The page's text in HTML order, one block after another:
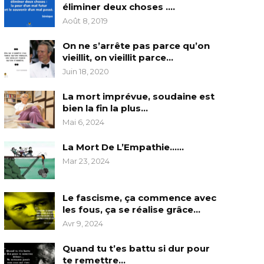
éliminer deux choses ….
Août 8, 2019
On ne s’arrête pas parce qu’on
vieillit, on vieillit parce…
Juin 18, 2020
La mort imprévue, soudaine est
bien la fin la plus…
Mai 6, 2024
La Mort De L’Empathie……
Mar 23, 2024
Le fascisme, ça commence avec
les fous, ça se réalise grâce…
Avr 9, 2024
Quand tu t’es battu si dur pour
te remettre…